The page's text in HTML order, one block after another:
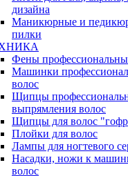
дизайна
Маникюрные и
пилки
Фены
Машинки
волос
Щипцы
выпрямления волос
Щипцы для волос
Плойки для волос
Лампы для ногтевого
Насадки, ножи к
волос